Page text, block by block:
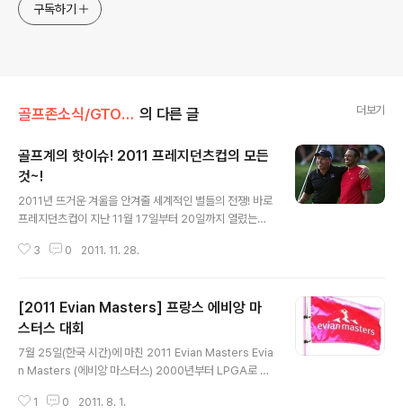
구독하기
골프존소식/GTOUR 의 다른 글 더보기
골프계의 핫이슈! 2011 프레지던츠컵의 모든
것~!
2011년 뜨거운 겨울을 안겨줄 세계적인 별들의 전쟁! 바로
프레지던츠컵이 지난 11월 17일부터 20일까지 열렸는데
현했던 이번 대회! 골프계의 초미의 관심사였던 2011년 프
였던 남아공의 닉 프라이스와 호주의 그렉 노먼이 처음 제
안해 시작되었는데요, 미국 버지니아주의 트렌트 존스 골
프 클럽에서 처음 열렸답니다! 미국과 영국(유럽)간의 국가
대항전인 라이더 컵에서 소외된 세계 여러 골퍼들을 위해
시작된 대회는 다른 이벤트 대회와 달리 일체의 상금이나
참가비를 지급하지 않습니다. 대신, 대회 기간 중 기업이나
3 0 2011. 11. 28.
[2011 Evian Masters] 프랑스 에비앙 마
스터스 대회
7월 25일(한국 시간)에 마친 2011 Evian Masters Evia
n Masters (에비앙 마스터스) 2000년부터 LPGA로 편
골프장(파72.6천345야드)에서 열립니다. 2013년부터
1 0 2011. 8. 1.